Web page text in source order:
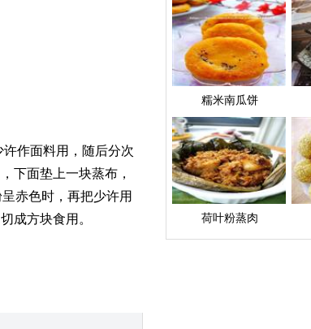
作面料用，随后分次
下面垫上一块蒸布，
赤色时，再把少许用
成方块食用。
糯米南瓜饼
荷叶粉蒸肉